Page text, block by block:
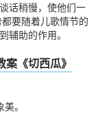
话稍慢，使他们一
要随着儿歌情节的
辅助的作用。
《切西瓜》
。